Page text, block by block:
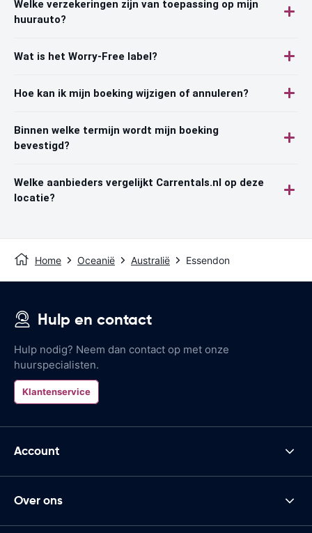
Welke verzekeringen zijn van toepassing op mijn
huurauto?
Wat is het Worry-Free label?
Hoe kan ik mijn boeking wijzigen of annuleren?
Binnen welke termijn wordt mijn boeking
bevestigd?
Welke aanbieders vergelijkt Carrentals.nl op deze
locatie?
Home Oceanië Australië Essendon
Hulp en contact
Hulp nodig? Neem dan contact op met onze
huurspecialisten.
Klantenservice
Account
Over ons